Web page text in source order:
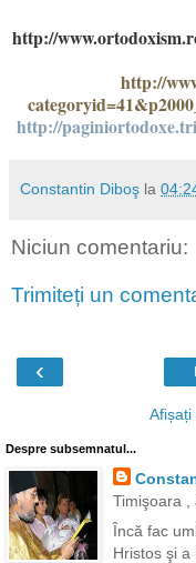
http://
http://
http://
Constantin Diboş la
Niciun comentariu:
Trimiteți un
‹
Afișați
Despre subsemnatul...
Timişoara ,
Încă fac
Hristos şi a